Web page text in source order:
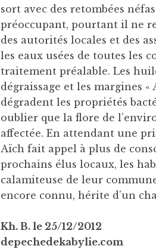
sort avec des retombées
préoccupant, pourtant il ne
des autorités locales et des
les eaux usées de toutes les
traitement préalable. Les
dégraissage et les margines
dégradent les propriétés
oublier que la flore de
affectée. En attendant une
Aïch fait appel à plus de
prochains élus locaux, les
calamiteuse de leur
encore connu, hérite d’un
Kh. B. le 25/12/2012
depechedekabylie.com